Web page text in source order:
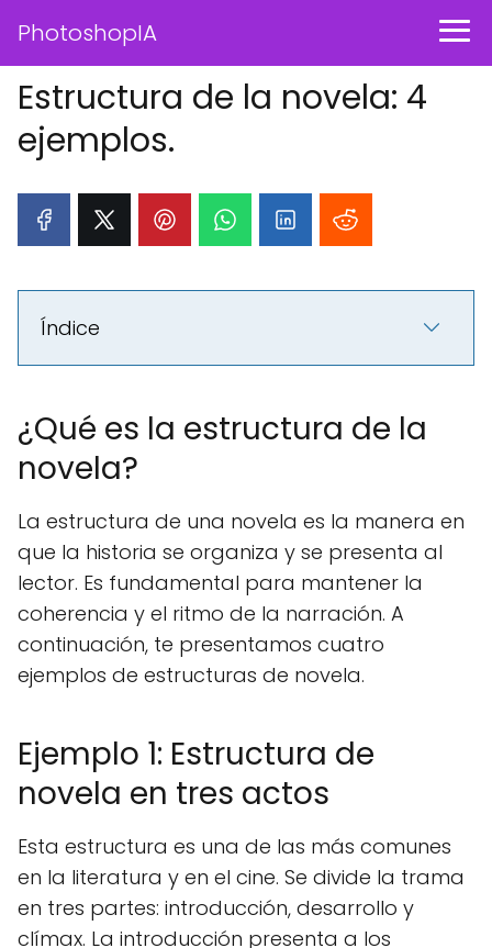
PhotoshopIA
Estructura de la novela: 4
ejemplos.
Índice
¿Qué es la estructura de la
novela?
La estructura de una novela es la manera en
que la historia se organiza y se presenta al
lector. Es fundamental para mantener la
coherencia y el ritmo de la narración. A
continuación, te presentamos cuatro
ejemplos de estructuras de novela.
Ejemplo 1: Estructura de
novela en tres actos
Esta estructura es una de las más comunes
en la literatura y en el cine. Se divide la trama
en tres partes: introducción, desarrollo y
clímax. La introducción presenta a los